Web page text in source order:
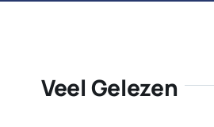
Veel Gelezen